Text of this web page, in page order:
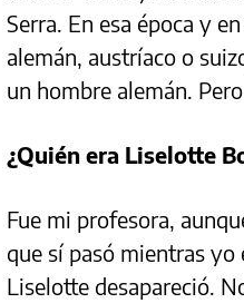
Serra. En esa época y
alemán, austríaco o
un hombre alemán.
¿Quién era Liselotte
Fue mi profesora,
que sí pasó mientras yo
Liselotte desapareció.